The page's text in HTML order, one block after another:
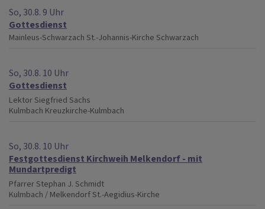
So, 30.8. 9 Uhr
Gottesdienst
Mainleus-Schwarzach St.-Johannis-Kirche Schwarzach
So, 30.8. 10 Uhr
Gottesdienst
Lektor Siegfried Sachs
Kulmbach Kreuzkirche-Kulmbach
So, 30.8. 10 Uhr
Festgottesdienst Kirchweih Melkendorf - mit
Mundartpredigt
Pfarrer Stephan J. Schmidt
Kulmbach / MelkendorfSt.-Aegidius-Kirche